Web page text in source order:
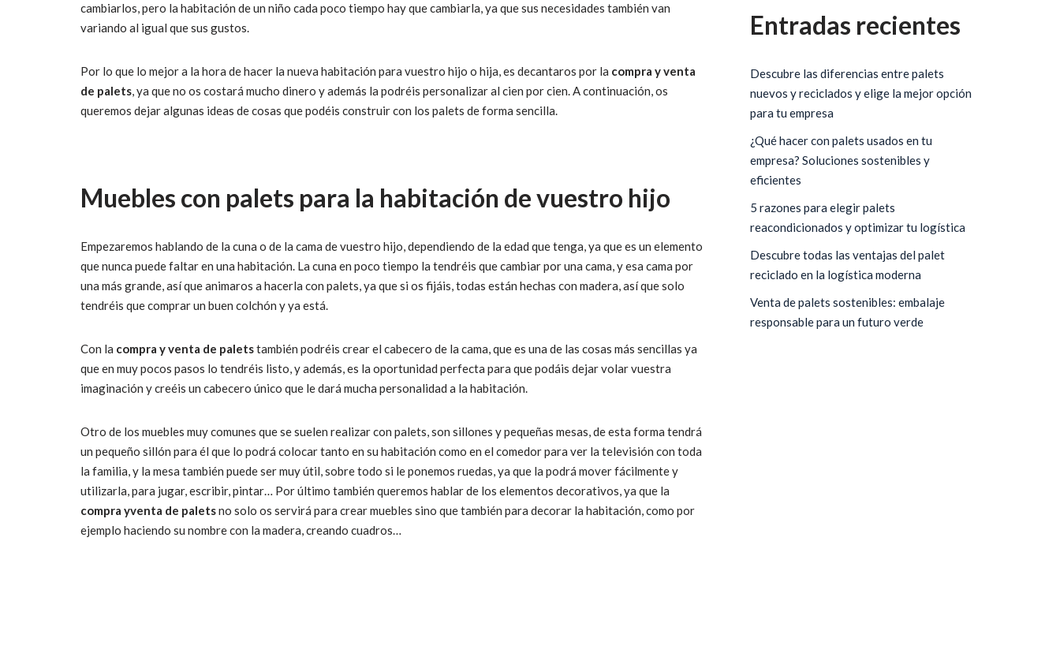
cambiarlos, pero la habitación de un niño cada poco tiempo hay que cambiarla, ya que sus necesidades también van
variando al igual que sus gustos.
Por lo que lo mejor a la hora de hacer la nueva habitación para vuestro hijo o hija, es decantaros por la compra y venta
de palets, ya que no os costará mucho dinero y además la podréis personalizar al cien por cien. A continuación, os
queremos dejar algunas ideas de cosas que podéis construir con los palets de forma sencilla.
Muebles con palets para la habitación de vuestro hijo
Empezaremos hablando de la cuna o de la cama de vuestro hijo, dependiendo de la edad que tenga, ya que es un elemento
que nunca puede faltar en una habitación. La cuna en poco tiempo la tendréis que cambiar por una cama, y esa cama por
una más grande, así que animaros a hacerla con palets, ya que si os fijáis, todas están hechas con madera, así que solo
tendréis que comprar un buen colchón y ya está.
Con la compra y venta de paletstambién podréis crear el cabecero de la cama, que es una de las cosas más sencillas ya
que en muy pocos pasos lo tendréis listo, y además, es la oportunidad perfecta para que podáis dejar volar vuestra
imaginación y creéis un cabecero único que le dará mucha personalidad a la habitación.
Otro de los muebles muy comunes que se suelen realizar con palets, son sillones y pequeñas mesas, de esta forma tendrá
un pequeño sillón para él que lo podrá colocar tanto en su habitación como en el comedor para ver la televisión con toda
la familia, y la mesa también puede ser muy útil, sobre todo si le ponemos ruedas, ya que la podrá mover fácilmente y
utilizarla, para jugar, escribir, pintar… Por último también queremos hablar de los elementos decorativos, ya que la
compra yventa de paletsno solo os servirá para crear muebles sino que también para decorar la habitación, como por
ejemplo haciendo su nombre con la madera, creando cuadros…
Entradas recientes
Descubre las diferencias entre palets
nuevos y reciclados y elige la mejor opción
para tu empresa
¿Qué hacer con palets usados en tu
empresa? Soluciones sostenibles y
eficientes
5 razones para elegir palets
reacondicionados y optimizar tu logística
Descubre todas las ventajas del palet
reciclado en la logística moderna
Venta de palets sostenibles: embalaje
responsable para un futuro verde